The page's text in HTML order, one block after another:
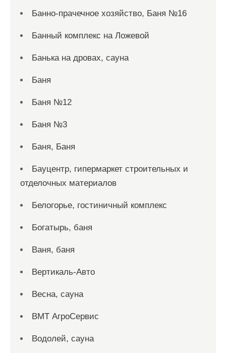
Банно-прачечное хозяйство, Баня №16
Банный комплекс на Ложевой
Банька на дровах, сауна
Баня
Баня №12
Баня №3
Баня, Баня
Бауцентр, гипермаркет строительных и
отделочных материалов
Белогорье, гостиничный комплекс
Богатырь, баня
Ваня, баня
Вертикаль-Авто
Весна, сауна
ВМТ АгроСервис
Водолей, сауна